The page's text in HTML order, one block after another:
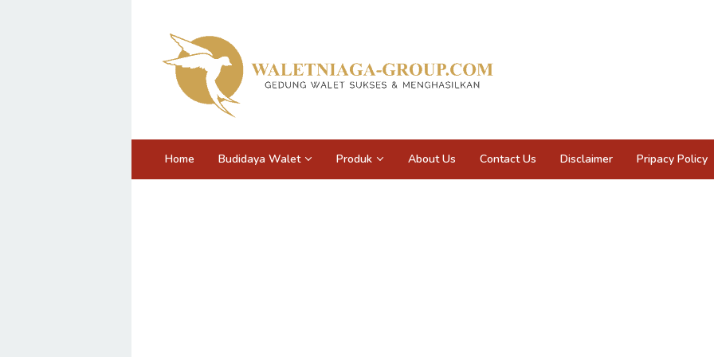
Home Budidaya Walet Produk About Us Contact Us Disclaimer Pripacy Policy